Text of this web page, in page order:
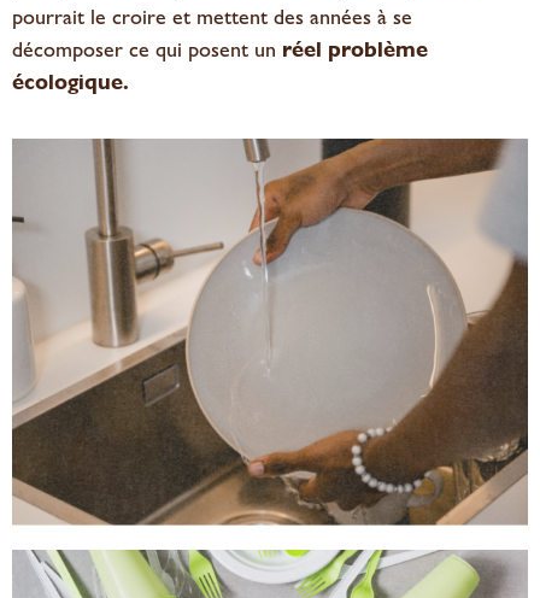
pourrait le croire et mettent des années à se
décomposer ce qui posent un réel problème
écologique.